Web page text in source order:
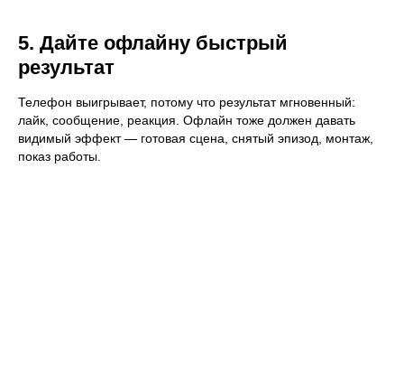
5. Дайте офлайну быстрый
результат
Телефон выигрывает, потому что результат мгновенный:
лайк, сообщение, реакция. Офлайн тоже должен давать
видимый эффект — готовая сцена, снятый эпизод, монтаж,
показ работы.